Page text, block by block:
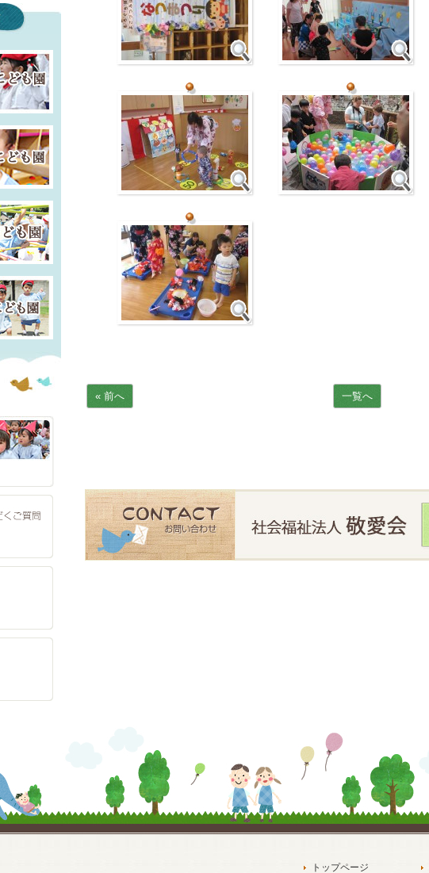
« 前へ 一覧へ
トップページ